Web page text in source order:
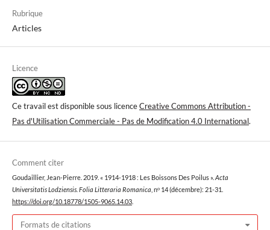
Rubrique
Articles
Licence
Ce travail est disponible sous licenceCreative Commons Attribution -
Pas d'Utilisation Commerciale - Pas de Modification 4.0 International.
Comment citer
Goudaillier, Jean-Pierre. 2019. « 1914-1918 : Les Boissons Des Poilus ». Acta
Universitatis Lodziensis. Folia Litteraria Romanica , nᵒ 14 (décembre): 21-31.
https://doi.org/10.18778/1505-9065.14.03
Formats de citations